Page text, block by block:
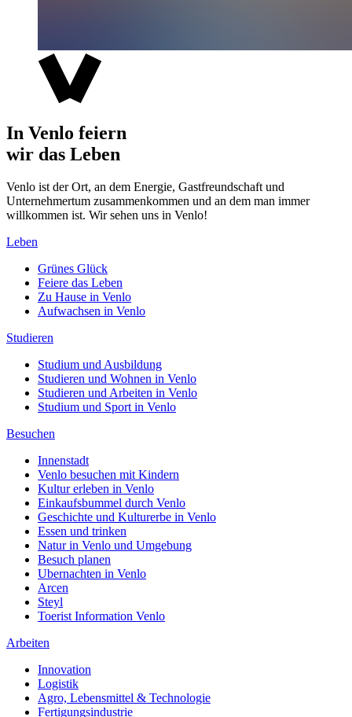
In Venlo feiern
wir das Leben
Venlo ist der Ort, an dem Energie, Gastfreundschaft und
Unternehmertum zusammenkommen und an dem man immer
willkommen ist. Wir sehen uns in Venlo!
Leben
Grünes Glück
Feiere das Leben
Zu Hause in Venlo
Aufwachsen in Venlo
Studieren
Studium und Ausbildung
Studieren und Wohnen in Venlo
Studieren und Arbeiten in Venlo
Studium und Sport in Venlo
Besuchen
Innenstadt
Venlo besuchen mit Kindern
Kultur erleben in Venlo
Einkaufsbummel durch Venlo
Geschichte und Kulturerbe in Venlo
Essen und trinken
Natur in Venlo und Umgebung
Besuch planen
Ubernachten in Venlo
Arcen
Steyl
Toerist Information Venlo
Arbeiten
Innovation
Logistik
Agro, Lebensmittel & Technologie
Fertigungsindustrie